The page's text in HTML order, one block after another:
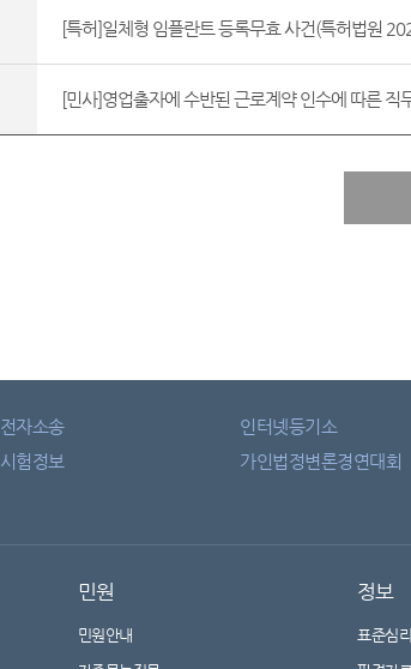
[특허]일체형 임플란트 등록무효 사건(특허법원
[민사]영업출자에 수반된 근로계약 인수에 따른 직
전자소송 인터넷등기소
시험정보 가인법정변론경연대회
민원
민원안내
정보
표준심